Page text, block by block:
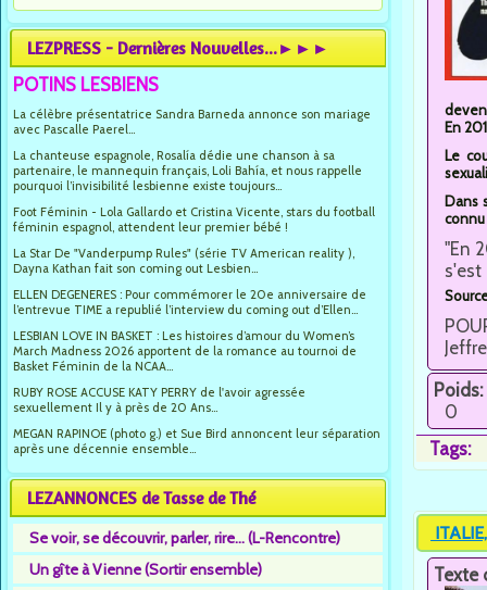
LEZPRESS - Dernières Nouvelles...►►►
POTINS LESBIENS
La célèbre présentatrice Sandra Barneda annonce son mariage
avec Pascalle Paerel...
La chanteuse espagnole, Rosalía dédie une chanson à sa
partenaire, le mannequin français, Loli Bahía, et nous rappelle
pourquoi l’invisibilité lesbienne existe toujours...
Foot Féminin - Lola Gallardo et Cristina Vicente, stars du football
féminin espagnol, attendent leur premier bébé !
La Star De "Vanderpump Rules" (série TV American reality ),
Dayna Kathan fait son coming out Lesbien...
ELLEN DEGENERES : Pour commémorer le 20e anniversaire de
l’entrevue TIME a republié l’interview du coming out d’Ellen...
LESBIAN LOVE IN BASKET : Les histoires d’amour du Women’s
March Madness 2026 apportent de la romance au tournoi de
Basket Féminin de la NCAA...
RUBY ROSE ACCUSE KATY PERRY de l'avoir agressée
sexuellement Il y à près de 20 Ans...
MEGAN RAPINOE (photo g.) et Sue Bird annoncent leur séparation
après une décennie ensemble...
LEZANNONCES de Tasse de Thé
Se voir, se découvrir, parler, rire... (L-Rencontre)
Un gîte à Vienne (Sortir ensemble)
En
Le
Dans
"En
s'est
Poids:
0
Tags:
Texte